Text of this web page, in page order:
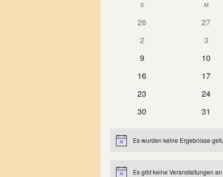
Kalender
Veranstaltungen
S M
0
26
0
27
0
2
0
3
0
9
0
10
0
16
0
17
0
23
0
24
0
30
0
31
HinweisEs wurden keine Ergebnisse
HinweisEs gibt keine Veranstaltungen